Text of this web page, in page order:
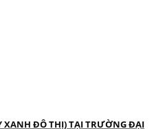
XANH ĐÔ THỊ) TẠI TRƯỜNG ĐẠI